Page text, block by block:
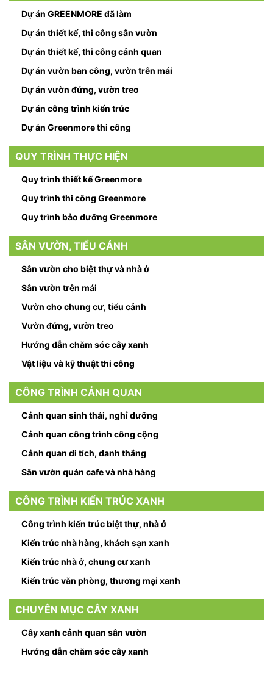
Dự án GREENMORE đã làm
Dự án thiết kế, thi công sân vườn
Dự án thiết kế, thi công cảnh quan
Dự án vườn ban công, vườn trên mái
Dự án vườn đứng, vườn treo
Dự án công trình kiến trúc
Dự án Greenmore thi công
QUY TRÌNH THỰC HIỆN
Quy trình thiết kế Greenmore
Quy trình thi công Greenmore
Quy trình bảo dưỡng Greenmore
SÂN VƯỜN, TIỂU CẢNH
Sân vườn cho biệt thự và nhà ở
Sân vườn trên mái
Vườn cho chung cư, tiểu cảnh
Vườn đứng, vườn treo
Hướng dẫn chăm sóc cây xanh
Vật liệu và kỹ thuật thi công
CÔNG TRÌNH CẢNH QUAN
Cảnh quan sinh thái, nghỉ dưỡng
Cảnh quan công trình công cộng
Cảnh quan di tích, danh thắng
Sân vườn quán cafe và nhà hàng
CÔNG TRÌNH KIẾN TRÚC XANH
Công trình kiến trúc biệt thự, nhà ở
Kiến trúc nhà hàng, khách sạn xanh
Kiến trúc nhà ở, chung cư xanh
Kiến trúc văn phòng, thương mại xanh
CHUYÊN MỤC CÂY XANH
Cây xanh cảnh quan sân vườn
Hướng dẫn chăm sóc cây xanh